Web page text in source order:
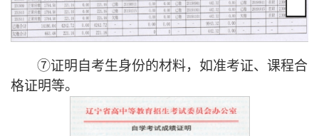
⑦证明自考生身份的材料，如准考证、课程合
格证明等。